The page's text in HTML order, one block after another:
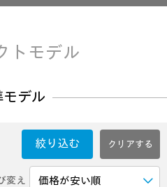
トモデル
デル
絞り込む
変え